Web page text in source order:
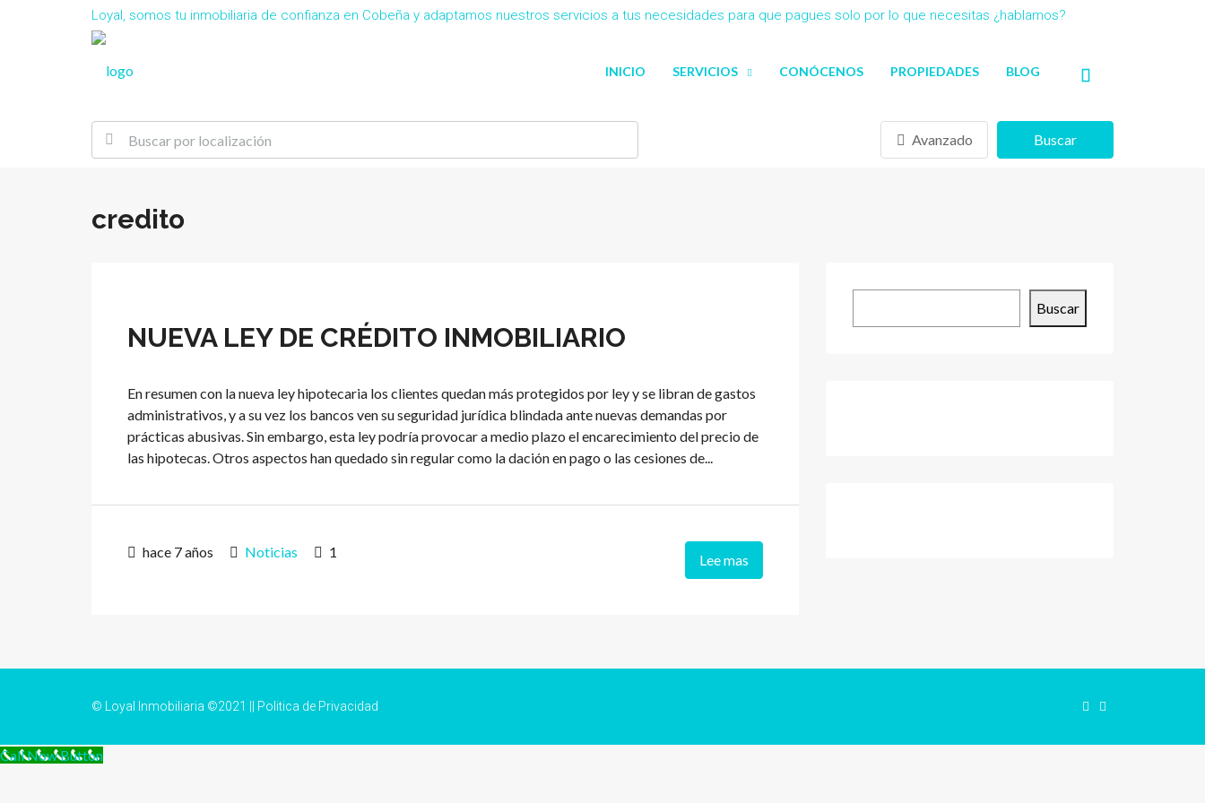
Loyal, somos tu inmobiliaria de confianza en Cobeña y adaptamos nuestros servicios a tus necesidades para que pagues solo por lo que necesitas ¿hablamos?
INICIO SERVICIOS CONÓCENOS PROPIEDADES BLOG
Avanzado Buscar
credito
NUEVA LEY DE CRÉDITO INMOBILIARIO
En resumen con la nueva ley hipotecaria los clientes quedan más protegidos por ley y se libran de gastos
administrativos, y a su vez los bancos ven su seguridad jurídica blindada ante nuevas demandas por
prácticas abusivas. Sin embargo, esta ley podría provocar a medio plazo el encarecimiento del precio de
las hipotecas. Otros aspectos han quedado sin regular como la dación en pago o las cesiones de...
hace 7 años Noticias 1 Lee mas
Buscar
© Loyal Inmobiliaria ©2021 || Politica de Privacidad
Call Now Button